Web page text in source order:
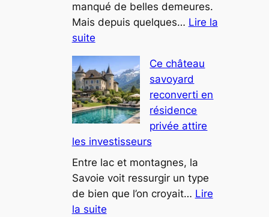
manqué de belles demeures.
Mais depuis quelques… Lire la
suite:
À
Thonon-
les-
Bains,
une
au
design
futuriste
attire
tous
Ce château
savoyard
reconverti en
résidence
privée attire
les investisseurs
Entre lac et montagnes, la
Savoie voit ressurgir un type
de bien que l’on croyait… Lire
la suite: